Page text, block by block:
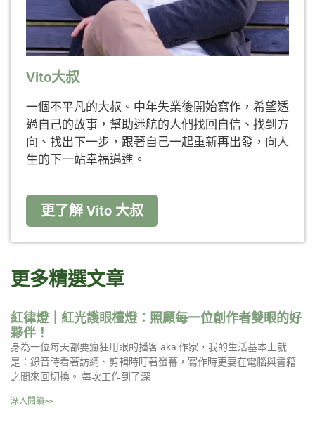
Vito大叔
一個不平凡的大叔。中年失業後開始寫作，希望透
過自己的故事，幫助迷航的人們找回自信、找到方
向、找出下一步，跟著自己一起重新再出發，向人
生的下一站幸福邁進。
更了解 Vito 大叔
更多精選文章
紅律燈｜紅光護眼檯燈：照顧每一位創作者雙眼的好
夥伴！
身為一位每天都要瘋狂用眼的播客 aka 作家，我的生活基本上就
是：錄音時看著訪綱、剪輯時盯著螢幕，寫作時更要在電腦與書籍
之間來回切換。 每次工作到了深
深入閱讀>>